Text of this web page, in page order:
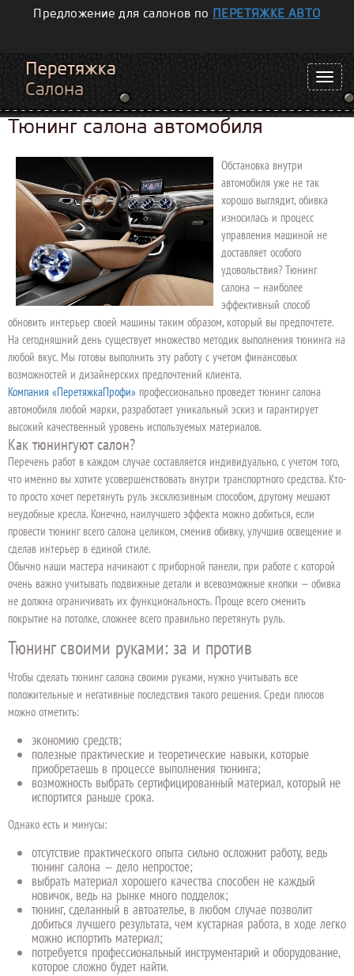
Предложение для салонов по ПЕРЕТЯЖКЕ АВТО
Тюнинг салона автомобиля
Обстановка внутри
автомобиля уже не так
хорошо выглядит, обивка
износилась и процесс
управления машиной не
доставляет особого
удовольствия? Тюнинг
салона — наиболее
эффективный способ
обновить интерьер своей машины таким образом, который вы предпочтете.
На сегодняшний день существует множество методик выполнения тюнинга на
любой вкус. Мы готовы выполнить эту работу с учетом финансовых
возможностей и дизайнерских предпочтений клиента.
Компания «ПеретяжкаПрофи» профессионально проведет тюнинг салона
автомобиля любой марки, разработает уникальный эскиз и гарантирует
высокий качественный уровень используемых материалов.
Как тюнингуют салон?
Перечень работ в каждом случае составляется индивидуально, с учетом того,
что именно вы хотите усовершенствовать внутри транспортного средства. Кто-
то просто хочет перетянуть руль эксклюзивным способом, другому мешают
неудобные кресла. Конечно, наилучшего эффекта можно добиться, если
провести тюнинг всего салона целиком, сменив обивку, улучшив освещение и
сделав интерьер в единой стиле.
Обычно наши мастера начинают с приборной панели, при работе с которой
очень важно учитывать подвижные детали и всевозможные кнопки — обивка
не должна ограничивать их функциональность. Проще всего сменить
покрытие на потолке, сложнее всего правильно перетянуть руль.
Тюнинг своими руками: за и против
Чтобы сделать тюнинг салона своими руками, нужно учитывать все
положительные и негативные последствия такого решения. Среди плюсов
можно отметить:
экономию средств;
полезные практические и теоретические навыки, которые
приобретаешь в процессе выполнения тюнинга;
возможность выбрать сертифицированный материал, который не
испортится раньше срока.
Однако есть и минусы:
отсутствие практического опыта сильно осложнит работу, ведь
тюнинг салона — дело непростое;
выбрать материал хорошего качества способен не каждый
новичок, ведь на рынке много подделок;
тюнинг, сделанный в автоателье, в любом случае позволит
добиться лучшего результата, чем кустарная работа, в ходе легко
можно испортить материал;
потребуется профессиональный инструментарий и оборудование,
которое сложно будет найти.